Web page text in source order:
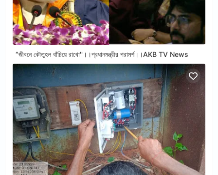
“জীবনে কৌতুহল বাঁচিয়ে রাখো''।।প্রধানমন্ত্রীর পরামর্শ।।AKB TV News